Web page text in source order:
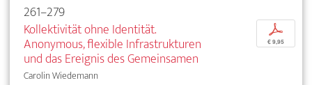
261–279
Kollektivität ohne Identität.
Anonymous, flexible Infrastrukturen
und das Ereignis des Gemeinsamen
Carolin Wiedemann
p
€ 9,95